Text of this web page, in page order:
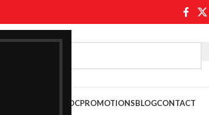
MAROCPROMOTIONSBLOGCONTACT